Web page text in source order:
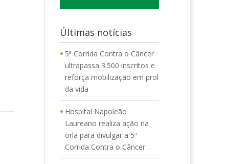
Últimas notícias
5ª Corrida Contra o Câncer
ultrapassa 3.500 inscritos e
reforça mobilização em prol
da vida
Hospital Napoleão
Laureano realiza ação na
orla para divulgar a 5ª
Corrida Contra o Câncer